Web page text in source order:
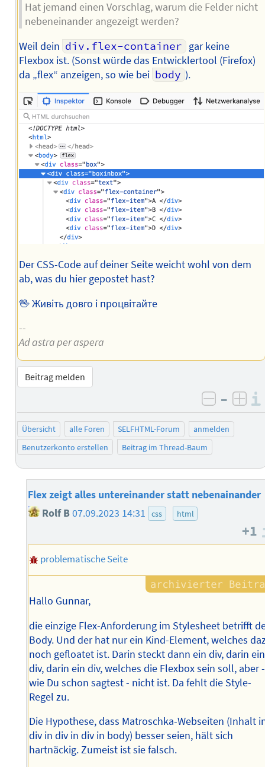
Hat jemand einen Vorschlag, warum die Felder nicht
nebeneinander angezeigt werden?
Weil dein div.flex-container gar keine
Flexbox ist. (Sonst würde das Entwicklertool (Firefox)
da „flex“ anzeigen, so wie bei body ).
Der CSS-Code auf deiner Seite weicht wohl von dem
ab, was du hier gepostet hast?
🖖 Живіть довго і процвітайте
--
Ad astra per aspera
Beitrag melden
negativ
–
Übersicht alle Foren SELFHTML-Forum
anmelden
Benutzerkonto erstellen
Beitrag im Thread-Baum
Flex zeigt alles untereinander statt nebenainander
Rolf B07.09.2023 14:31 css html
+1
problematische Seite
Hallo Gunnar,
die einzige Flex-Anforderung im Stylesheet betrifft
Body. Und der hat nur ein Kind-Element, welches
noch gefloatet ist. Darin steckt dann ein div, darin ein
div, darin ein div, welches die Flexbox sein soll, aber -
wie Du schon sagtest - nicht ist. Da fehlt die Style-
Regel zu.
Die Hypothese, dass Matroschka-Webseiten (Inhalt
div in div in div in body) besser seien, hält sich
hartnäckig. Zumeist ist sie falsch.